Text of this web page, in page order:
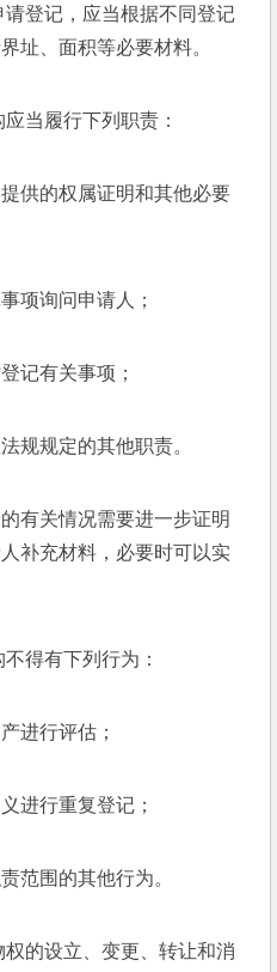
登记，应当根据不同登记
址、面积等必要材料。
当履行下列职责：
的权属证明和其他必要
询问申请人；
记有关事项；
规定的其他职责。
关情况需要进一步证明
补充材料，必要时可以实
得有下列行为：
进行评估；
行重复登记；
围的其他行为。
的设立、变更、转让和消